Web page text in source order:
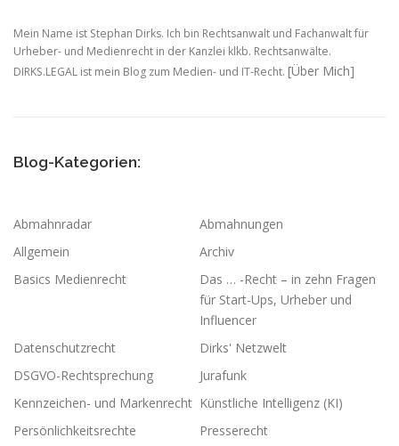
Mein Name ist Stephan Dirks. Ich bin Rechtsanwalt und Fachanwalt für
Urheber- und Medienrecht in der Kanzlei klkb. Rechtsanwälte.
DIRKS.LEGAL ist mein Blog zum Medien- und IT-Recht. [Über Mich]
Blog-Kategorien:
Abmahnradar
Abmahnungen
Allgemein
Archiv
Basics Medienrecht
Das … -Recht – in zehn Fragen
für Start-Ups, Urheber und
Influencer
Datenschutzrecht
Dirks' Netzwelt
DSGVO-Rechtsprechung
Jurafunk
Kennzeichen- und Markenrecht Künstliche Intelligenz (KI)
Persönlichkeitsrechte
Presserecht